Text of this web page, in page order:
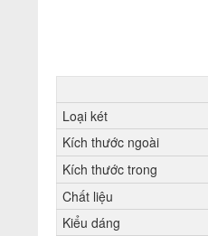
Loại két
Kích thước ngoài
Kích thước trong
Chất liệu
Kiểu dáng